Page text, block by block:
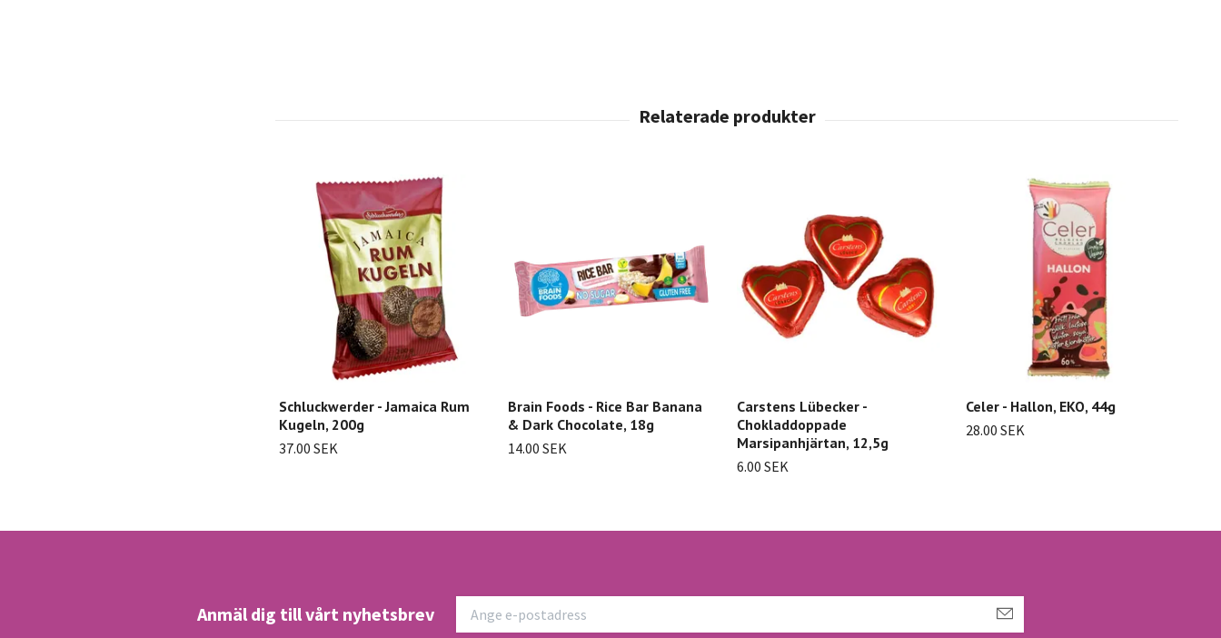
Schluckwerder - Jamaica Rum
Kugeln, 200g
37.00 SEK
Brain Foods - Rice Bar Banana
& Dark Chocolate, 18g
14.00 SEK
Carstens Lübecker -
Chokladdoppade
Marsipanhjärtan, 12,5g
6.00 SEK
Celer - Hallon, EKO, 44g
28.00 SEK
Anmäl dig till vårt nyhetsbrev